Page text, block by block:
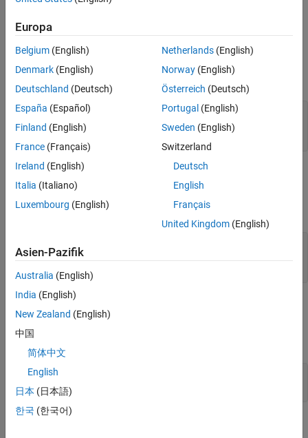
Öffnen Sie eine Windows
PowerShell-Befehlszeile als
Administrator und führen Sie den folgenden Befehl aus:
Invoke-WebRequest -Uri
https://www.mathworks.com/mpm/win64/mpm -OutFile
Mac
aus:
curl -L -o ~/Downloads/mpm
https://www.mathworks.com/mpm/maca64/mpm cd ~/Downloads
Linux
Öffnen Sie ein Linux
Befehle aus:
wget https://www.mathworks.com/mpm/glnxa64/mpm chmod +x
mpm
Europa
Belgium (English)
Denmark (English)
Deutschland (Deutsch)
España (Español)
Finland (English)
France (Français)
Ireland (English)
Italia (Italiano)
Luxembourg (English)
Netherlands(English)
Norway(English)
Österreich (Deutsch)
Portugal (English)
Sweden (English)
Switzerland
Deutsch
English
Français
United Kingdom(English)
Asien-Pazifik
Australia (English)
India (English)
New Zealand (English)
中国
简体中文
English
日本 (日本語)
한국 (한국어)